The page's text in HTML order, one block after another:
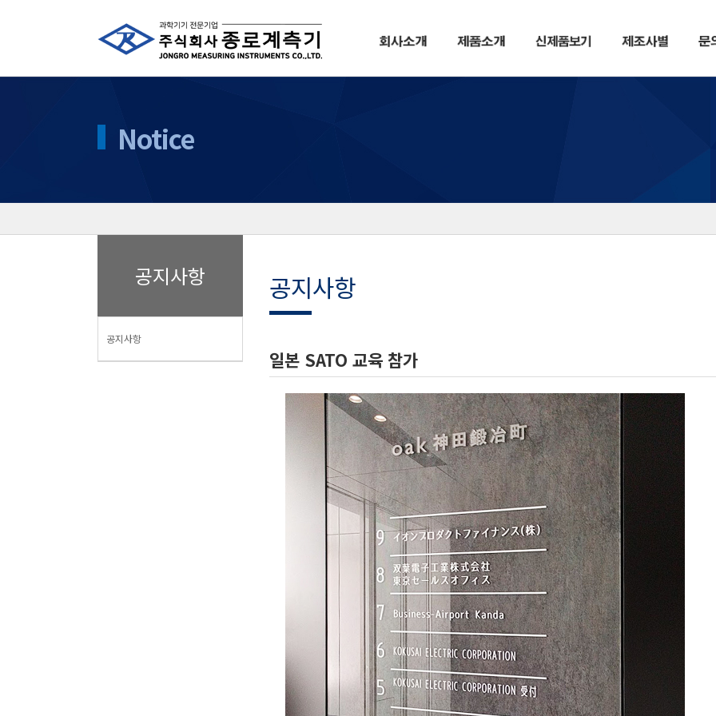
Notice
공지사항
공지사항
공지사항
일본 SATO 교육 참가